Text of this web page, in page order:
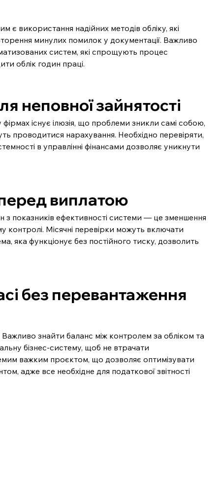
використання надійних методів обліку, які
минулих помилок у документації. Важливо
систем, які спрощують процес
облік годин праці.
неповної зайнятості
існує ілюзія, що проблеми зникли самі собою,
проводитися нарахування. Необхідно перевіряти,
в управлінні фінансами дозволяє уникнути
виплатою
показників ефективності системи — це зменшення
контролі. Місячні перевірки можуть включати
яка функціонує без постійного тиску, дозволить
без перевантаження
знайти баланс між контролем за обліком та
бізнес-систему, щоб не втрачати
важким проєктом, що дозволяє оптимізувати
адже все необхідне для податкової звітності